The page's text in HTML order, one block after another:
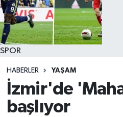
SPOR
HABERLER YAŞAM
İzmir'de
başlıyor